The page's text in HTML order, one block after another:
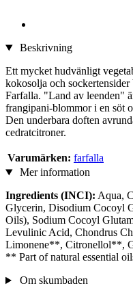
Beskrivning
Ett mycket hudvänligt
kokosolja och
Farfalla. "Land av leenden"
frangipani-blommor i en söt
Den underbara doften
cedratcitroner.
Varumärken: farfalla
Mer information
Ingredients (INCI): Aqua,
Glycerin, Disodium Cocoyl
Oils), Sodium Cocoyl
Levulinic Acid, Chondrus
Limonene**, Citronellol**,
** Part of natural essential
Om skumbaden